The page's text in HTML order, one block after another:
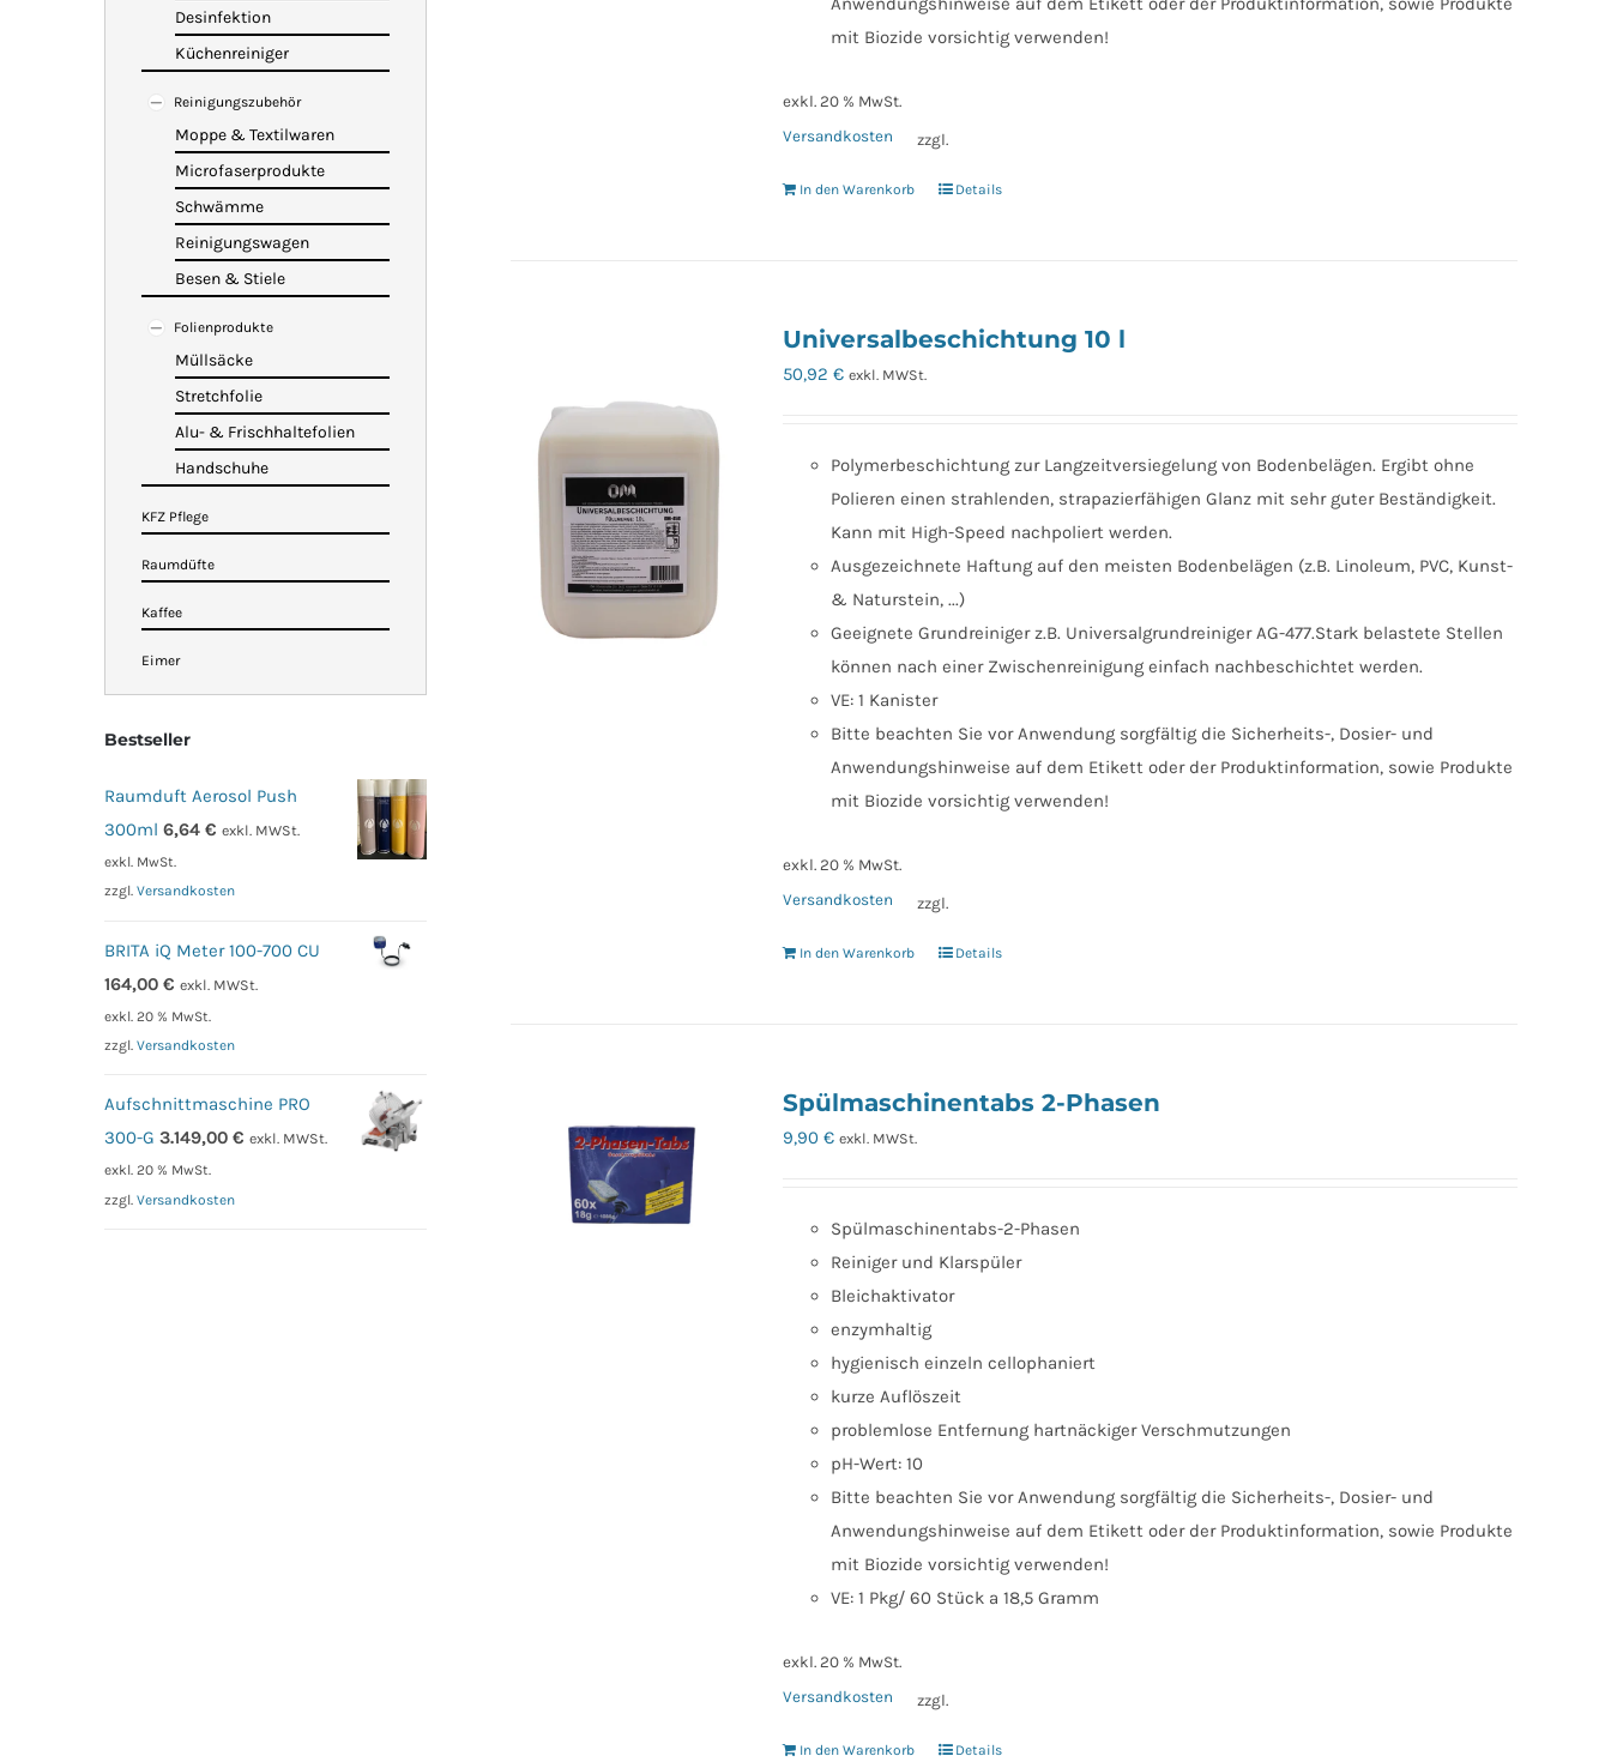
mit Biozide vorsichtig verwenden!
exkl. 20 % MwSt.
zzgl.
Versandkosten
In den Warenkorb Details
Universalbeschichtung 10 l
50,92 € exkl. MWSt.
Polymerbeschichtung zur Langzeitversiegelung von Bodenbelägen. Ergibt ohne
Polieren einen strahlenden, strapazierfähigen Glanz mit sehr guter Beständigkeit.
Kann mit High-Speed nachpoliert werden.
Ausgezeichnete Haftung auf den meisten Bodenbelägen (z.B. Linoleum, PVC, Kunst-
& Naturstein, ...)
Geeignete Grundreiniger z.B. Universalgrundreiniger AG-477.Stark belastete Stellen
können nach einer Zwischenreinigung einfach nachbeschichtet werden.
VE: 1 Kanister
Bitte beachten Sie vor Anwendung sorgfältig die Sicherheits-, Dosier- und
Anwendungshinweise auf dem Etikett oder der Produktinformation, sowie Produkte
mit Biozide vorsichtig verwenden!
exkl. 20 % MwSt.
zzgl.
Versandkosten
In den Warenkorb Details
Spülmaschinentabs 2-Phasen
9,90 € exkl. MWSt.
Spülmaschinentabs-2-Phasen
Reiniger und Klarspüler
Bleichaktivator
enzymhaltig
hygienisch einzeln cellophaniert
kurze Auflöszeit
problemlose Entfernung hartnäckiger Verschmutzungen
pH-Wert: 10
Bitte beachten Sie vor Anwendung sorgfältig die Sicherheits-, Dosier- und
Anwendungshinweise auf dem Etikett oder der Produktinformation, sowie Produkte
mit Biozide vorsichtig verwenden!
VE: 1 Pkg/ 60 Stück a 18,5 Gramm
exkl. 20 % MwSt.
zzgl.
Versandkosten
In den Warenkorb Details
Desinfektion
Küchenreiniger
Reinigungszubehör
Moppe & Textilwaren
Microfaserprodukte
Schwämme
Reinigungswagen
Besen & Stiele
Folienprodukte
Müllsäcke
Stretchfolie
Alu- & Frischhaltefolien
Handschuhe
KFZ Pflege
Raumdüfte
Kaffee
Eimer
Bestseller
Raumduft Aerosol Push
300ml 6,64 € exkl. MWSt.
exkl. MwSt.
zzgl. Versandkosten
BRITA iQ Meter 100-700 CU
164,00 € exkl. MWSt.
exkl. 20 % MwSt.
zzgl. Versandkosten
Aufschnittmaschine PRO
300-G 3.149,00 € exkl. MWSt.
exkl. 20 % MwSt.
zzgl. Versandkosten